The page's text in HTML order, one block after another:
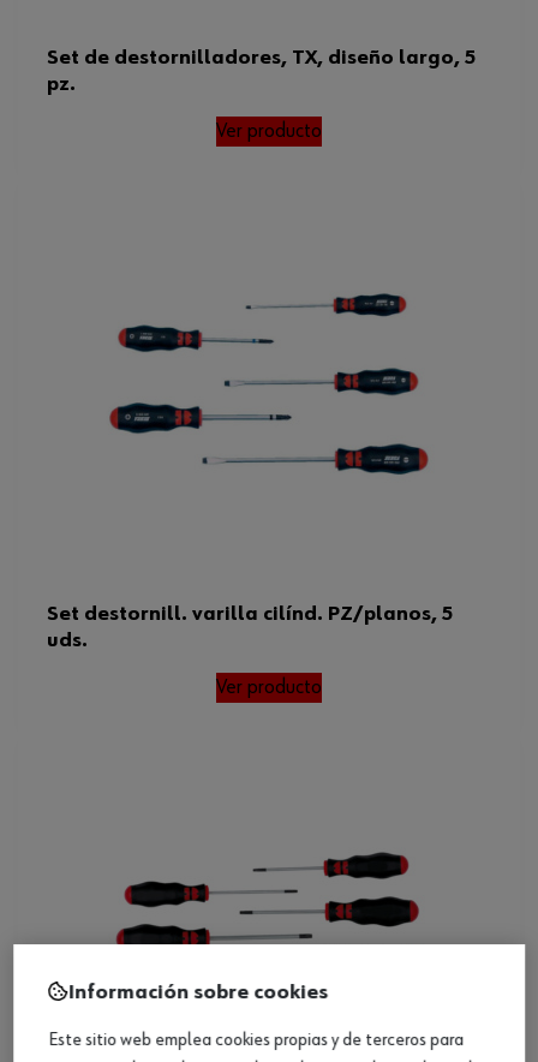
Set de destornilladores, TX, diseño largo, 5
pz.
Ver producto
Set destornill. varilla cilínd. PZ/planos, 5
uds.
Ver producto
Información sobre cookies
Este sitio web emplea cookies propias y de terceros para